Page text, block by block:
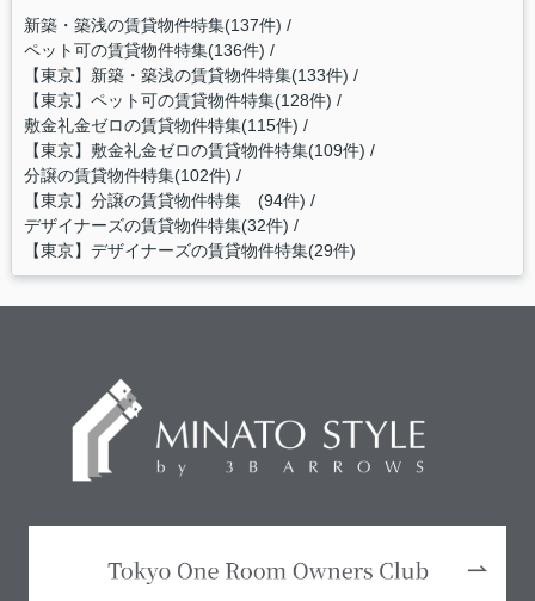
新築・築浅の賃貸物件特集(137件)
ペット可の賃貸物件特集(136件)
【東京】新築・築浅の賃貸物件特集(133件)
【東京】ペット可の賃貸物件特集(128件)
敷金礼金ゼロの賃貸物件特集(115件)
【東京】敷金礼金ゼロの賃貸物件特集(109件)
分譲の賃貸物件特集(102件)
【東京】分譲の賃貸物件特集 (94件)
デザイナーズの賃貸物件特集(32件)
【東京】デザイナーズの賃貸物件特集(29件)